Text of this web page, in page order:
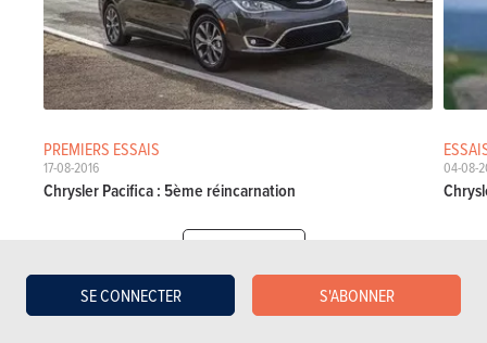
SE CONNECTER S'ABONNER
PREMIERS ESSAIS
17-08-2016
Chrysler Pacifica : 5ème réincarnation
04-08-